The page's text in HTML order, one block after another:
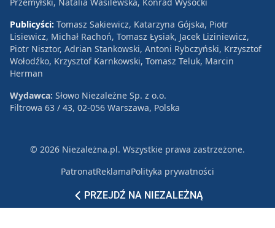
PRZEJDŹ NA NIEZALEŻNĄ
Przemyłski, Natalia Wasilewska, Konrad Wysocki
Publicyści: Tomasz Sakiewicz, Katarzyna Gójska, Piotr
Lisiewicz, Michał Rachoń, Tomasz Łysiak, Jacek Liziniewicz,
Piotr Nisztor, Adrian Stankowski, Antoni Rybczyński, Krzysztof
Wołodźko, Krzysztof Karnkowski, Tomasz Teluk, Marcin
Herman
Wydawca: Słowo Niezależne Sp. z o.o.
Filtrowa 63 / 43, 02-056 Warszawa, Polska
© 2026 Niezależna.pl. Wszystkie prawa zastrzeżone.
PatronatReklamaPolityka prywatności